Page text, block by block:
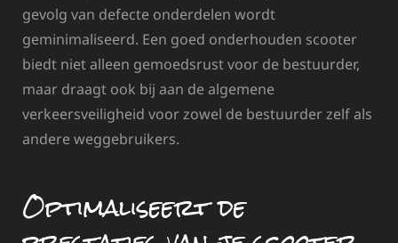
gevolg van defecte onderdelen wordt
geminimaliseerd. Een goed onderhouden scooter
biedt niet alleen gemoedsrust voor de bestuurder,
maar draagt ook bij aan de algemene
verkeersveiligheid voor zowel de bestuurder zelf als
andere weggebruikers.
Optimaliseert de